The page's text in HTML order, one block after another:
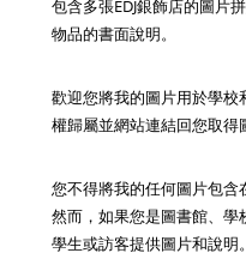
包含多張EDJ銀飾店的圖片
物品的書面說明。
歡迎您將我的圖片用於學校
權歸屬並網站連結回您取得
您不得將我的任何圖片包含
然而，如果您是圖書館、學
學生或訪客提供圖片和說